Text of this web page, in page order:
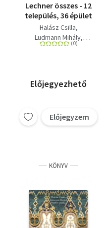
Lechner összes - 12
település, 36 épület
Halász Csilla
Ludmann Mihály
Viczián Zsófia
Előjegyezhető
Előjegyzem
KÖNYV